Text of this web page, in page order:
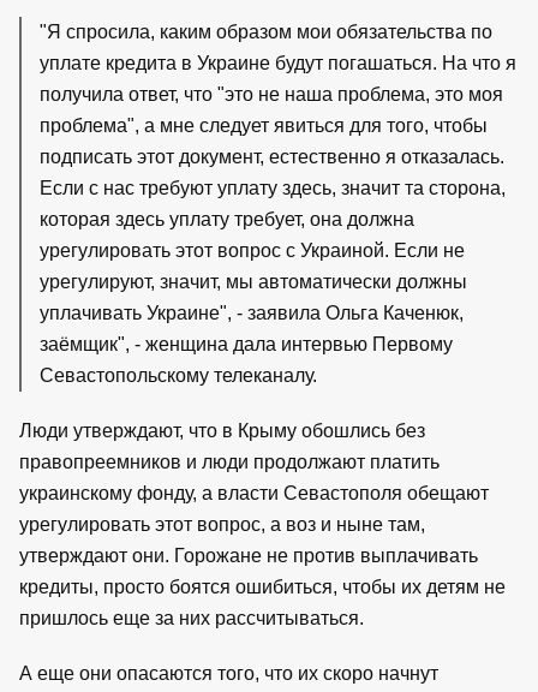
"Я спросила, каким образом мои обязательства по
уплате кредита в Украине будут погашаться. На что я
получила ответ, что "это не наша проблема, это моя
проблема", а мне следует явиться для того, чтобы
подписать этот документ, естественно я отказалась.
Если с нас требуют уплату здесь, значит та сторона,
которая здесь уплату требует, она должна
урегулировать этот вопрос с Украиной. Если не
урегулируют, значит, мы автоматически должны
уплачивать Украине", - заявила Ольга Каченюк,
заёмщик", - женщина дала интервью Первому
Севастопольскому телеканалу.
Люди утверждают, что в Крыму обошлись без
правопреемников и люди продолжают платить
украинскому фонду, а власти Севастополя обещают
урегулировать этот вопрос, а воз и ныне там,
утверждают они. Горожане не против выплачивать
кредиты, просто боятся ошибиться, чтобы их детям не
пришлось еще за них рассчитываться.
А еще они опасаются того, что их скоро начнут